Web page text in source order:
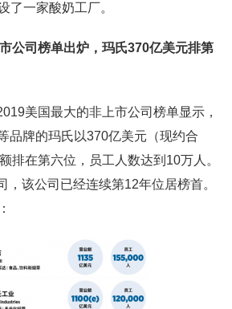
了一家酸奶工厂。
公司榜单出炉，玛氏370亿美元排第
美国最大的非上市公司榜单显示，
品牌的玛氏以370亿美元（现约合
排在第六位，员工人数达到10万人。
，该公司已经连续第12年位居榜首。